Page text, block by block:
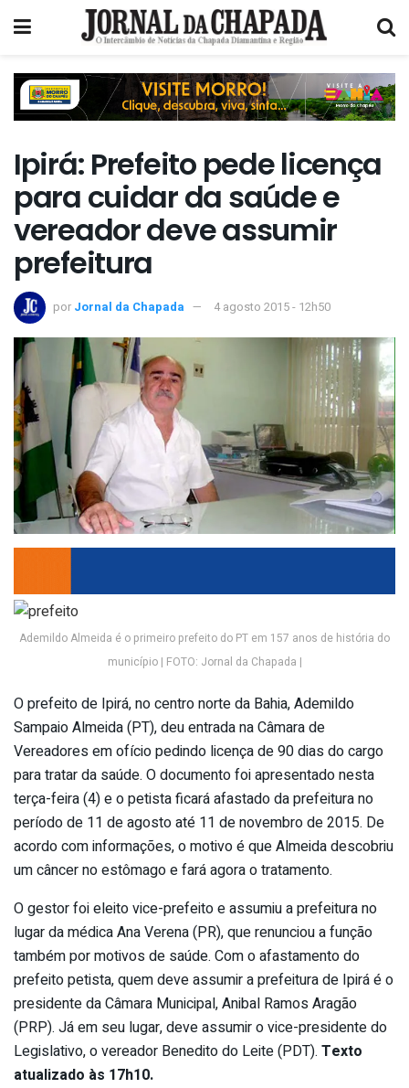
Ipirá: Prefeito pede licença
para cuidar da saúde e
vereador deve assumir
prefeitura
por Jornal da Chapada 4 agosto 2015 - 12h50
Ademildo Almeida é o primeiro prefeito do PT em 157 anos de história do
município | FOTO: Jornal da Chapada |
O prefeito de Ipirá, no centro norte da Bahia, Ademildo
Sampaio Almeida (PT), deu entrada na Câmara de
Vereadores em ofício pedindo licença de 90 dias do cargo
para tratar da saúde. O documento foi apresentado nesta
terça-feira (4) e o petista ficará afastado da prefeitura no
período de 11 de agosto até 11 de novembro de 2015. De
acordo com informações, o motivo é que Almeida descobriu
um câncer no estômago e fará agora o tratamento.
O gestor foi eleito vice-prefeito e assumiu a prefeitura no
lugar da médica Ana Verena (PR), que renunciou a função
também por motivos de saúde. Com o afastamento do
prefeito petista, quem deve assumir a prefeitura de Ipirá é o
presidente da Câmara Municipal, Anibal Ramos Aragão
(PRP). Já em seu lugar, deve assumir o vice-presidente do
Legislativo, o vereador Benedito do Leite (PDT). Texto
atualizado às 17h10.